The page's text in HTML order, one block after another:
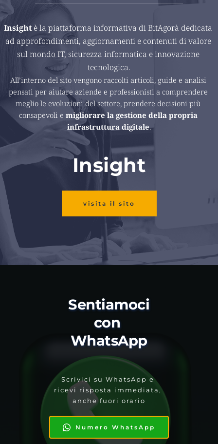
Insight è la piattaforma informativa di BitAgorà dedicata
ad approfondimenti, aggiornamenti e contenuti di valore
sul mondo IT, sicurezza informatica e innovazione
tecnologica.
All’interno del sito vengono raccolti articoli, guide e analisi
pensati per aiutare aziende e professionisti a comprendere
meglio le evoluzioni del settore, prendere decisioni più
consapevoli e migliorare la gestione della propria
infrastruttura digitale.
Insight
visita il sito
Sentiamoci
con
WhatsApp
Scrivici su WhatsApp e
ricevi risposta immediata,
anche fuori orario
Numero WhatsApp